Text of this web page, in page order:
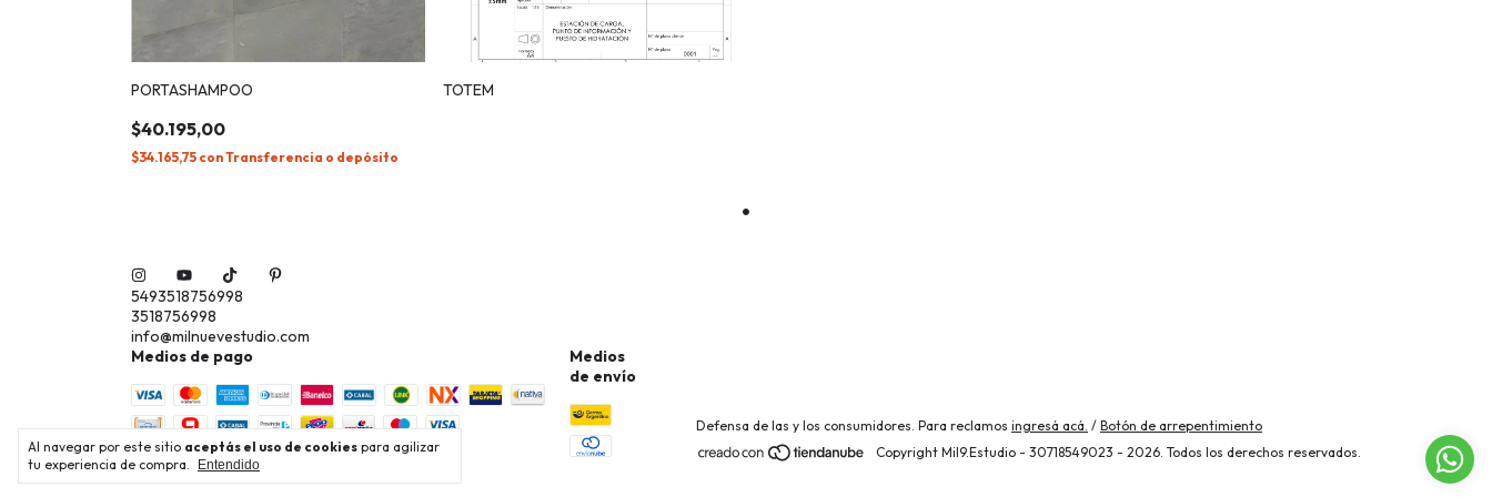
Al navegar por este sitio aceptás el uso de cookies para agilizar
tu experiencia de compra.
Entendido
PORTASHAMPOO
$40.195,00
$34.165,75 conTransferencia o depósito
TOTEM
5493518756998
3518756998
info@milnuevestudio.com
Medios de pago
Medios
de envío
Defensa de las y los consumidores. Para reclamos ingresá acá. / Botón de arrepentimiento
Copyright Mil9.Estudio - 30718549023 - 2026. Todos los derechos reservados.